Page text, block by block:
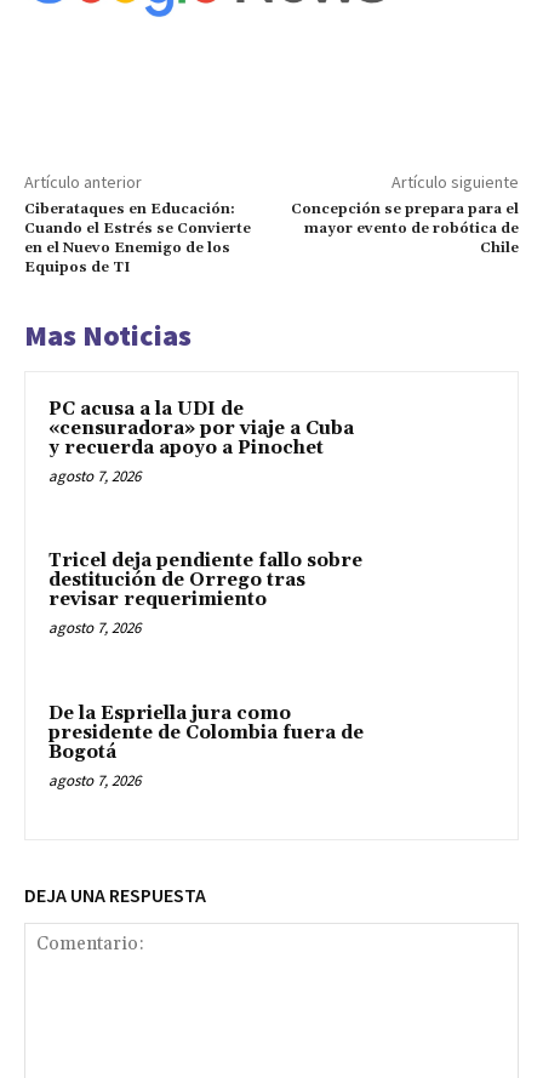
Artículo anterior
Ciberataques en Educación:
Cuando el Estrés se Convierte
en el Nuevo Enemigo de los
Equipos de TI
Artículo siguiente
Concepción se prepara para el
mayor evento de robótica de
Chile
Mas Noticias
PC acusa a la UDI de
«censuradora» por viaje a Cuba
y recuerda apoyo a Pinochet
agosto 7, 2026
Tricel deja pendiente fallo sobre
destitución de Orrego tras
revisar requerimiento
agosto 7, 2026
De la Espriella jura como
presidente de Colombia fuera de
Bogotá
agosto 7, 2026
DEJA UNA RESPUESTA